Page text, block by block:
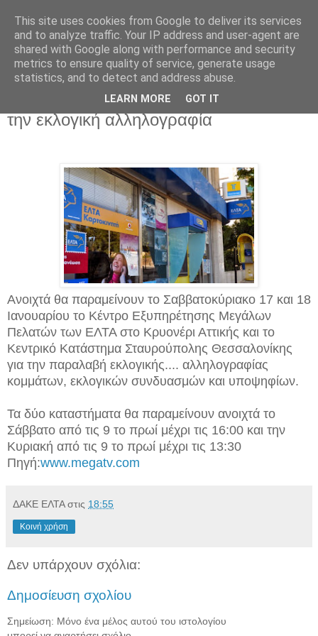
Τετάρτη 14 Ιανουαρίου 2015
ΕΛΤΑ: Ανοιχτά το Σαββατοκύριακο για
την εκλογική αλληλογραφία
Ανοιχτά θα παραμείνουν το Σαββατοκύριακο 17 και 18
Ιανουαρίου το Κέντρο Εξυπηρέτησης Μεγάλων
Πελατών των ΕΛΤΑ στο Κρυονέρι Αττικής και το
Κεντρικό Κατάστημα Σταυρούπολης Θεσσαλονίκης
για την παραλαβή εκλογικής.... αλληλογραφίας
κομμάτων, εκλογικών συνδυασμών και υποψηφίων.
Τα δύο καταστήματα θα παραμείνουν ανοιχτά το
Σάββατο από τις 9 το πρωί μέχρι τις 16:00 και την
Κυριακή από τις 9 το πρωί μέχρι τις 13:30
Πηγή:www.megatv.com
ΔΑΚΕ ΕΛΤΑ στις 18:55
Κοινή χρήση
Δεν υπάρχουν σχόλια:
Δημοσίευση σχολίου
Σημείωση: Μόνο ένα μέλος αυτού του ιστολογίου
This site uses cookies from Google to deliver its services
and to analyze traffic. Your IP address and user-agent are
shared with Google along with performance and security
metrics to ensure quality of service, generate usage
statistics, and to detect and address abuse.
LEARN MORE GOT IT